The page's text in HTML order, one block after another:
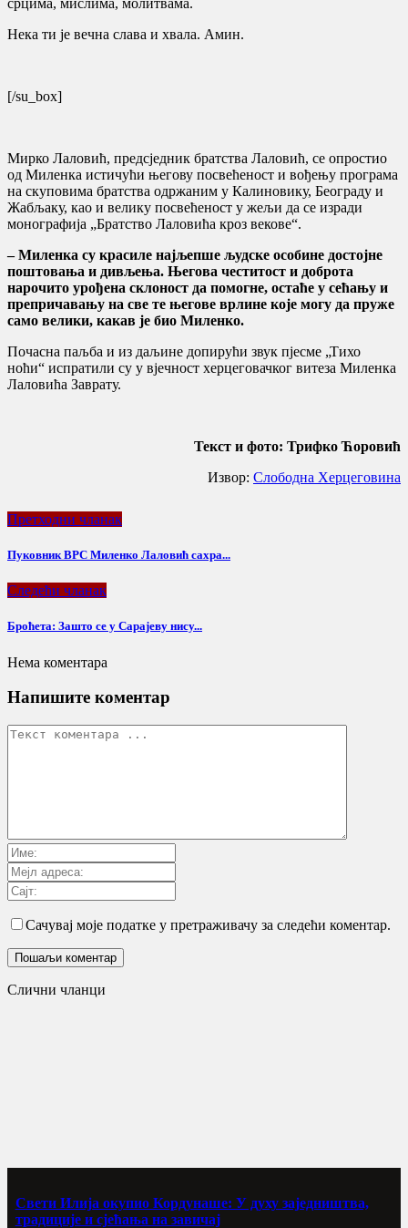
Нека ти је вечна слава и хвала. Амин.
[/su_box]
Мирко Лаловић, предсједник братства Лаловић, се опростио
од Миленка истичући његову посвећеност и вођењу програма
на скуповима братства одржаним у Калиновику, Београду и
Жабљаку, као и велику посвећеност у жељи да се изради
монографија „Братство Лаловића кроз векове“.
– Миленка су красиле најљепше људске особине достојне
поштовања и дивљења. Његова честитост и доброта
нарочито урођена склоност да помогне, остаће у сећању и
препричавању на све те његове врлине које могу да пруже
само велики, какав је био Миленко.
Почасна паљба и из даљине допирући звук пјесме „Тихо
ноћи“ испратили су у вјечност херцеговачког витеза Миленка
Лаловића Заврату.
Текст и фото: Трифко Ћоровић
Извор: Слободна Херцеговина
Претходни чланак
Пуковник ВРС Миленко Лаловић сахра...
Следећи чланак
Броћета: Зашто се у Сарајеву нису...
Нема коментара
Напишите коментар
Сачувај моје податке у претраживачу за следећи коментар.
Слични чланци
Свети Илија окупио Кордунаше: У духу заједништва,
традиције и сјећања на завичај